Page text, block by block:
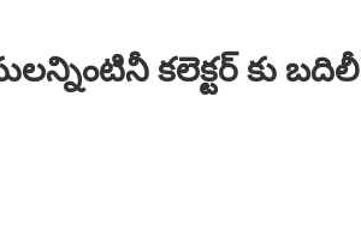
కలెక్టర్ కు బదిలీ